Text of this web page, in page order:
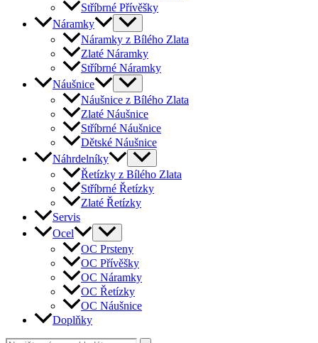
Stříbrné Přívěšky
Náramky
Náramky z Bílého Zlata
Zlaté Náramky
Stříbrné Náramky
Náušnice
Náušnice z Bílého Zlata
Zlaté Náušnice
Stříbrné Náušnice
Dětské Náušnice
Náhrdelníky
Řetízky z Bílého Zlata
Stříbrné Řetízky
Zlaté Řetízky
Servis
Ocel
OC Prsteny
OC Přívěšky
OC Náramky
OC Řetízky
OC Náušnice
Doplňky